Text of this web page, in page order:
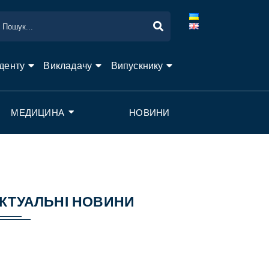
Викладачу Випускнику
МЕДИЦИНА НОВИНИ
НОВИНИ